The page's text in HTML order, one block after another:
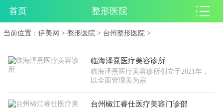
首页 整形医院
当前位置：伊美网 >整形医院 > 台州整形医院 >
临海泽熹医疗美容诊所
临海泽熹医疗美容诊所创立于2021年，
以全面管理美为宗
台州椒江睿仕医疗美容门诊部